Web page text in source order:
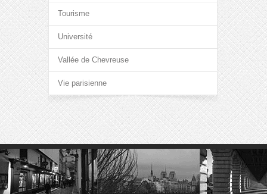
Tourisme
Université
Vallée de Chevreuse
Vie parisienne